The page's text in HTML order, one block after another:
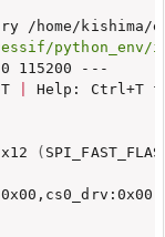
/home/kishima/
115200 ---
Help: Ctrl+T
(